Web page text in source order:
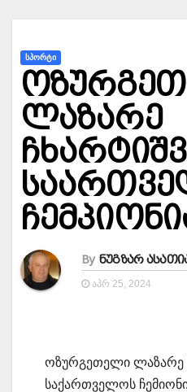
ᲡᲞᲝᲠᲢᲘ
ლაზარე
By ნუგზარ
ᲐᲞᲠ 25, 2024
ოზურგეთელი ლაზარე
საქართველოს